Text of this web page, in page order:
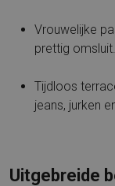
Vrouwelijke
prettig omsluit.
Tijdloos
jeans, jurken
Uitgebreide